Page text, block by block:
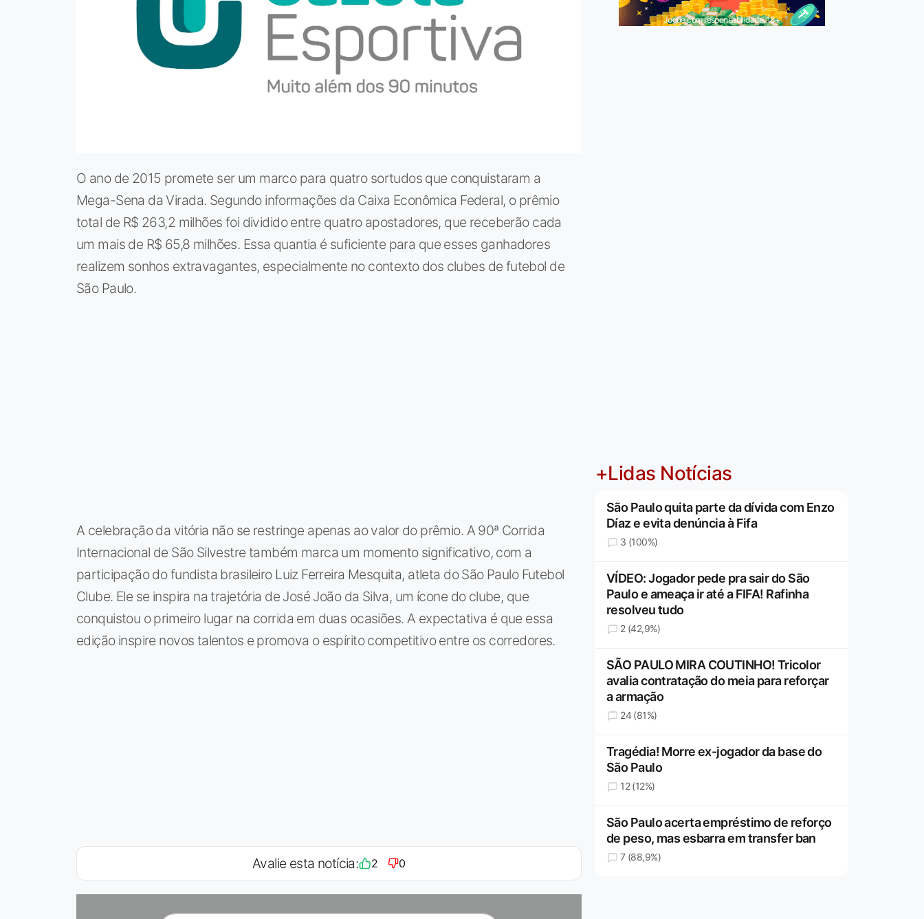
O ano de 2015 promete ser um marco para quatro sortudos que conquistaram a
Mega-Sena da Virada. Segundo informações da Caixa Econômica Federal, o prêmio
total de R$ 263,2 milhões foi dividido entre quatro apostadores, que receberão cada
um mais de R$ 65,8 milhões. Essa quantia é suficiente para que esses ganhadores
realizem sonhos extravagantes, especialmente no contexto dos clubes de futebol de
São Paulo.
A celebração da vitória não se restringe apenas ao valor do prêmio. A 90ª Corrida
Internacional de São Silvestre também marca um momento significativo, com a
participação do fundista brasileiro Luiz Ferreira Mesquita, atleta do São Paulo Futebol
Clube. Ele se inspira na trajetória de José João da Silva, um ícone do clube, que
conquistou o primeiro lugar na corrida em duas ocasiões. A expectativa é que essa
edição inspire novos talentos e promova o espírito competitivo entre os corredores.
Avalie esta notícia: 2 0
Jogue com responsabilidade. 18+
+Lidas Notícias
São Paulo quita parte da dívida com Enzo
Díaz e evita denúncia à Fifa
3 (100%)
VÍDEO: Jogador pede pra sair do São
Paulo e ameaça ir até a FIFA! Rafinha
resolveu tudo
2 (42,9%)
SÃO PAULO MIRA COUTINHO! Tricolor
avalia contratação do meia para reforçar
a armação
24 (81%)
Tragédia! Morre ex-jogador da base do
São Paulo
12 (12%)
São Paulo acerta empréstimo de reforço
de peso, mas esbarra em transfer ban
7 (88,9%)